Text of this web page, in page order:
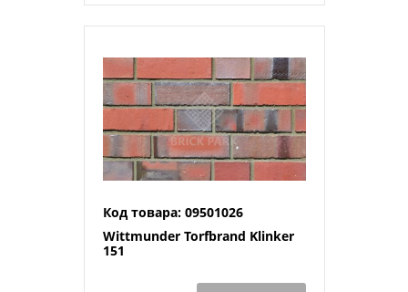
Код товара: 09501026
Wittmunder Torfbrand Klinker
151